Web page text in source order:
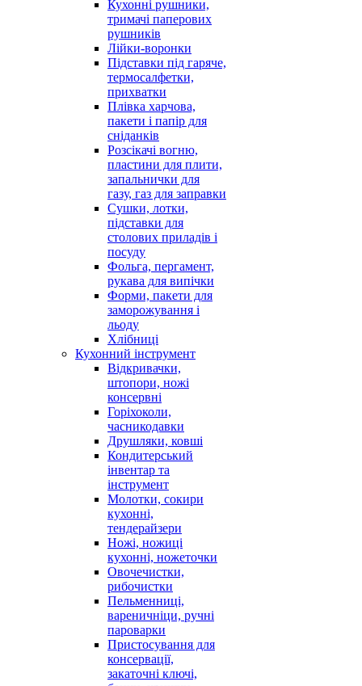
Кухонні рушники,
тримачі паперових
рушників
Лійки-воронки
Підставки під гаряче,
термосалфетки,
прихватки
Плівка харчова,
пакети і папір для
сніданків
Розсікачі вогню,
пластини для плити,
запальнички для
газу, газ для заправки
Сушки, лотки,
підставки для
столових приладів і
посуду
Фольга, пергамент,
рукава для випічки
Форми, пакети для
заморожування і
льоду
Хлібниці
Кухонний інструмент
Відкривачки,
штопори, ножі
консервні
Горіхоколи,
часникодавки
Друшляки, ковші
Кондитерський
інвентар та
інструмент
Молотки, сокири
кухонні,
тендерайзери
Ножі, ножиці
кухонні, ножеточки
Овочечистки,
рибочистки
Пельменниці,
вареничніци, ручні
пароварки
Пристосування для
консервації,
закаточні ключі,